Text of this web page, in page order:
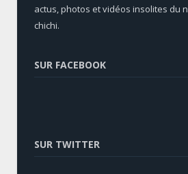
actus, photos et vidéos insolites du
chichi.
SUR FACEBOOK
SUR TWITTER